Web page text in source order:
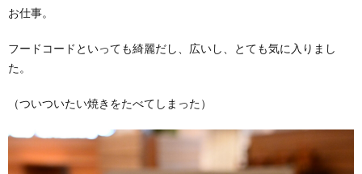
お仕事。
フードコードといっても綺麗だし、広いし、とても気に入りまし
た。
（ついついたい焼きをたべてしまった）